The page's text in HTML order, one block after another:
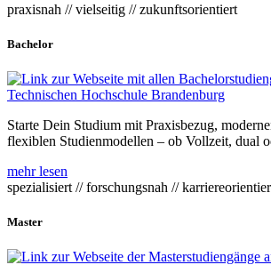
praxisnah // vielseitig // zukunftsorientiert
Bachelor
Starte Dein Studium mit Praxisbezug,
flexiblen Studienmodellen – ob Vollzeit, dual
mehr lesen
spezialisiert // forschungsnah //
Master